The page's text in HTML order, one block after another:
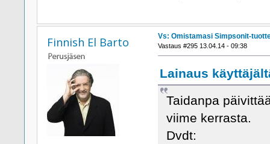
Finnish El Barto Vs: Omistamasi Simpsonit-
Vastaus #295 13.04.14 - 09:38
Lainaus
Taidanpa
viime kerrasta.
Dvdt: